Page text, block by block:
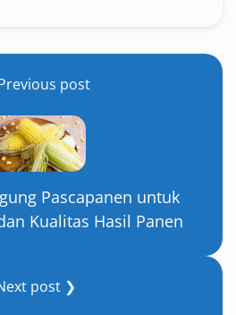
post
Pascapanen untuk
Kualitas Hasil Panen
post ❯